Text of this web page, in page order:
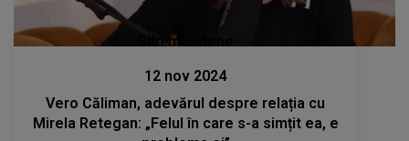
Stiri mondene
12 nov 2024
Vero Căliman, adevărul despre relația cu
Mirela Retegan: „Felul în care s-a simțit ea, e